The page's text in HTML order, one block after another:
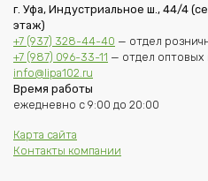
г. Уфа, Индустриальное ш., 44/4
этаж)
+7 (937) 328-44-40 — отдел
+7 (987) 096-33-11 — отдел оптовых
info@lipa102.ru
Время работы
ежедневно с 9:00 до 20:00
Карта сайта
Контакты компании